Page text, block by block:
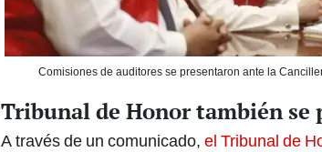
Comisiones de auditores se presentaron ante la
Tribunal de Honor también se
A través de un comunicado, el Tribunal de